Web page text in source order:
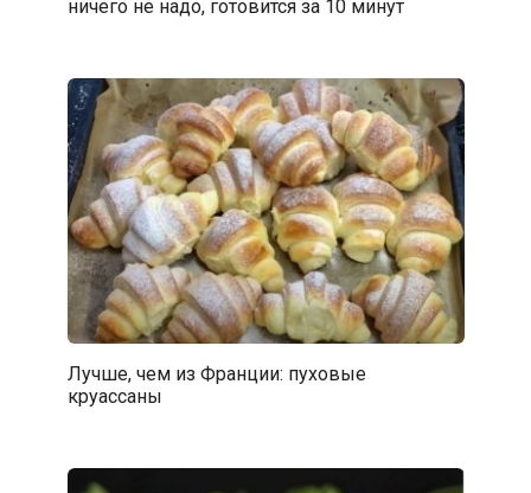
ничего не надо, готовится за 10 минут
Лучше, чем из Франции: пуховые
круассаны